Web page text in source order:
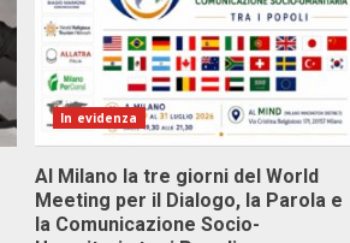
In evidenza
Al Milano la tre giorni del World
Meeting per il Dialogo, la Parola e
la Comunicazione Socio-